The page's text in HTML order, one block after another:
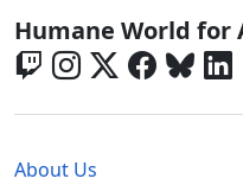
Global - Social
Humane World for
About Us